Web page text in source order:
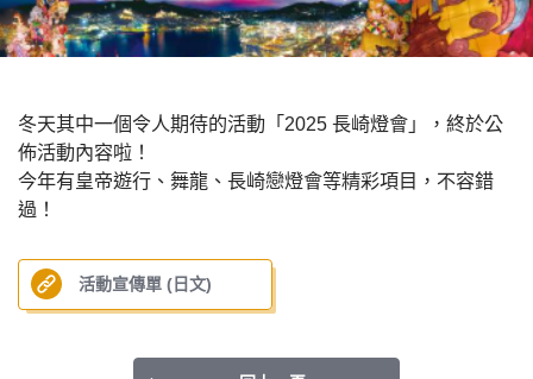
冬天其中一個令人期待的活動「2025 長崎燈會」，終於公
佈活動內容啦！
今年有皇帝遊行、舞龍、長崎戀燈會等精彩項目，不容錯
過！
活動宣傳單 (日文)